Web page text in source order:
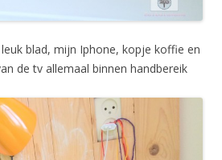
blad, mijn Iphone, kopje koffie en
de tv allemaal binnen handbereik